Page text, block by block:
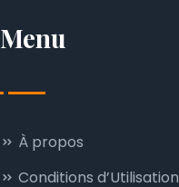
Menu
À propos
Conditions d’Utilisation